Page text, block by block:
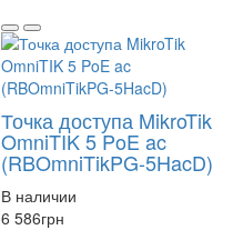
Точка доступа MikroTik
OmniTIK 5 PoE ac
(RBOmniTikPG-5HacD)
В наличии
6 586грн